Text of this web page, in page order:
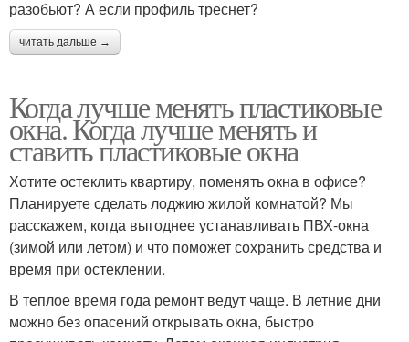
разобьют? А если профиль треснет?
читать дальше →
Когда лучше менять пластиковые
окна. Когда лучше менять и
ставить пластиковые окна
Хотите остеклить квартиру, поменять окна в офисе?
Планируете сделать лоджию жилой комнатой? Мы
расскажем, когда выгоднее устанавливать ПВХ-окна
(зимой или летом) и что поможет сохранить средства и
время при остеклении.
В теплое время года ремонт ведут чаще. В летние дни
можно без опасений открывать окна, быстро